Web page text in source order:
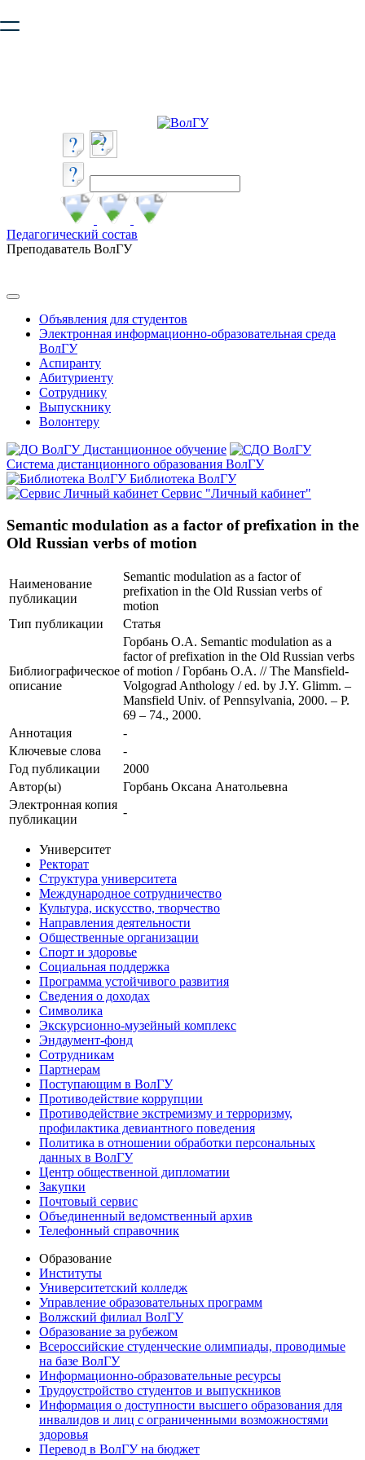
безопасную работу с сайтом. Пожалуйста
Педагогический состав
Преподаватель ВолГУ
Объявления для студентов
Электронная информационно-образовательная среда
ВолГУ
Аспиранту
Абитуриенту
Сотруднику
Выпускнику
Волонтеру
Дистанционное обучение
Система дистанционного образования ВолГУ
Библиотека ВолГУ
Сервис "Личный кабинет"
Semantic modulation as a factor of prefixation in the
Old Russian verbs of motion
Наименование
публикации
Semantic modulation as a factor of
prefixation in the Old Russian verbs of
motion
Тип публикации
Статья
Библиографическое
описание
Горбань О.А. Semantic modulation as a
factor of prefixation in the Old Russian verbs
of motion / Горбань О.А. // The Mansfield-
Volgograd Anthology / ed. by J.Y. Glimm. –
Mansfield Univ. of Pennsylvania, 2000. – P.
69 – 74., 2000.
Аннотация
-
Ключевые cлова
-
Год публикации
2000
Автор(ы)
Горбань Оксана Анатольевна
Электронная копия
публикации
-
Университет
Ректорат
Структура университета
Международное сотрудничество
Культура, искусство, творчество
Направления деятельности
Общественные организации
Спорт и здоровье
Социальная поддержка
Программа устойчивого развития
Сведения о доходах
Символика
Экскурсионно-музейный комплекс
Эндаумент-фонд
Сотрудникам
Партнерам
Поступающим в ВолГУ
Противодействие коррупции
Противодействие экстремизму и терроризму,
профилактика девиантного поведения
Политика в отношении обработки персональных
данных в ВолГУ
Центр общественной дипломатии
Закупки
Почтовый сервис
Объединенный ведомственный архив
Телефонный справочник
Образование
Институты
Университетский колледж
Управление образовательных программ
Волжский филиал ВолГУ
Образование за рубежом
Всероссийские студенческие олимпиады, проводимые
на базе ВолГУ
Информационно-образовательные ресурсы
Трудоустройство студентов и выпускников
Информация о доступности высшего образования для
инвалидов и лиц с ограниченными возможностями
здоровья
Перевод в ВолГУ на бюджет